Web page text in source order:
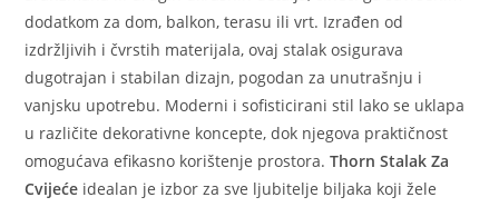
dodatkom za dom, balkon, terasu ili vrt. Izrađen od
izdržljivih i čvrstih materijala, ovaj stalak osigurava
dugotrajan i stabilan dizajn, pogodan za unutrašnju i
vanjsku upotrebu. Moderni i sofisticirani stil lako se uklapa
u različite dekorativne koncepte, dok njegova praktičnost
omogućava efikasno korištenje prostora. Thorn Stalak Za
Cvijeće idealan je izbor za sve ljubitelje biljaka koji žele